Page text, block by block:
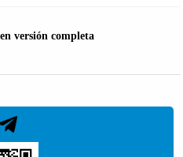
versión completa